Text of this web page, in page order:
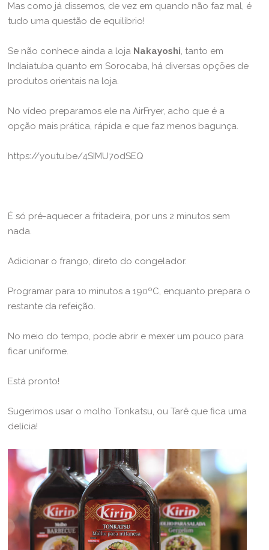
Mas como já dissemos, de vez em quando não faz mal, é
tudo uma questão de equilíbrio!
Se não conhece ainda a loja Nakayoshi, tanto em
Indaiatuba quanto em Sorocaba, há diversas opções de
produtos orientais na loja.
No vídeo preparamos ele na AirFryer, acho que é a
opção mais prática, rápida e que faz menos bagunça.
https://youtu.be/4SIMU7odSEQ
É só pré-aquecer a fritadeira, por uns 2 minutos sem
nada.
Adicionar o frango, direto do congelador.
Programar para 10 minutos a 190ºC, enquanto prepara o
restante da refeição.
No meio do tempo, pode abrir e mexer um pouco para
ficar uniforme.
Está pronto!
Sugerimos usar o molho Tonkatsu, ou Tarê que fica uma
delícia!